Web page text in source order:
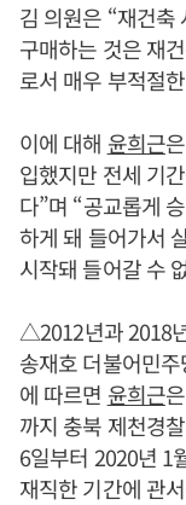
김 의원은 “재건축
구매하는 것은 재
로서 매우 부적절
이에 대해 윤희근
입했지만 전세 기
다”며 “공교롭게
하게 돼 들어가서
시작돼 들어갈 수
△2012년과 2018
송재호 더불어민
에 따르면 윤희근
까지 충북 제천경
6일부터 2020년 1
재직한 기간에 관